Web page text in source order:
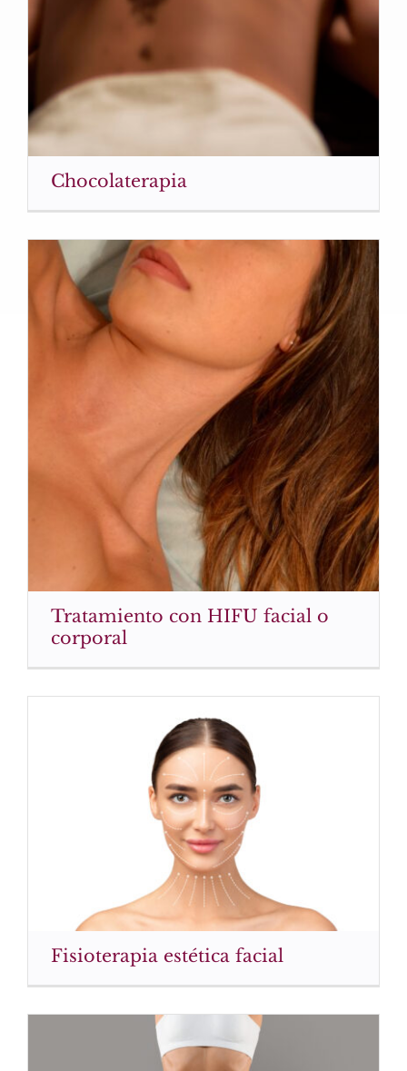
Chocolaterapia
Tratamiento con HIFU facial o
corporal
Fisioterapia estética facial